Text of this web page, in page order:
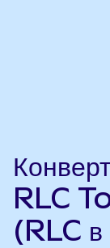
RLC
(RLC